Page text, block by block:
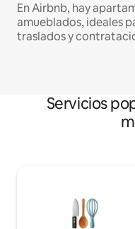
En Airbnb, hay
amueblados, ideales
traslados y
Servicios